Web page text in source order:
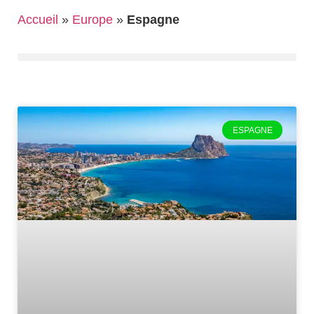
Accueil » Europe » Espagne
ESPAGNE